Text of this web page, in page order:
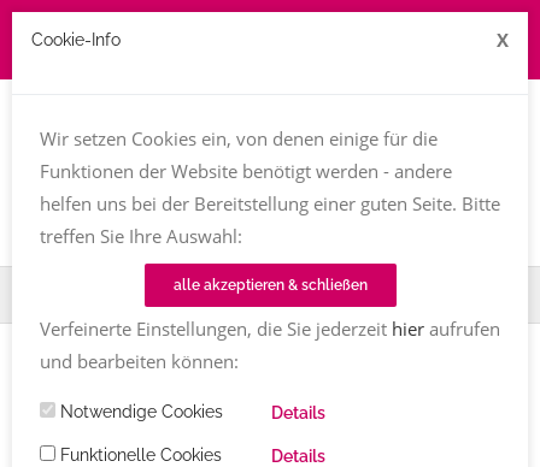
Fachfrauenmarkt Online-Kurse
Texttreff-Fachfrauenmarkt
Cookie-Info X
Wir setzen Cookies ein, von denen einige für die
Funktionen der Website benötigt werden - andere
helfen uns bei der Bereitstellung einer guten Seite. Bitte
treffen Sie Ihre Auswahl:
alle akzeptieren & schließen
Verfeinerte Einstellungen, die Sie jederzeit hieraufrufen
und bearbeiten können:
Notwendige Cookies Details
Funktionelle Cookies Details